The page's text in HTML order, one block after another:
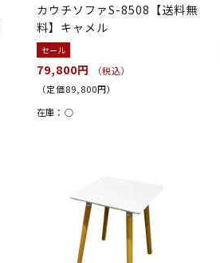
カウチソファS-8508【送料無
料】キャメル
セール
79,800円
（税込）
（定価89,800円）
在庫：○